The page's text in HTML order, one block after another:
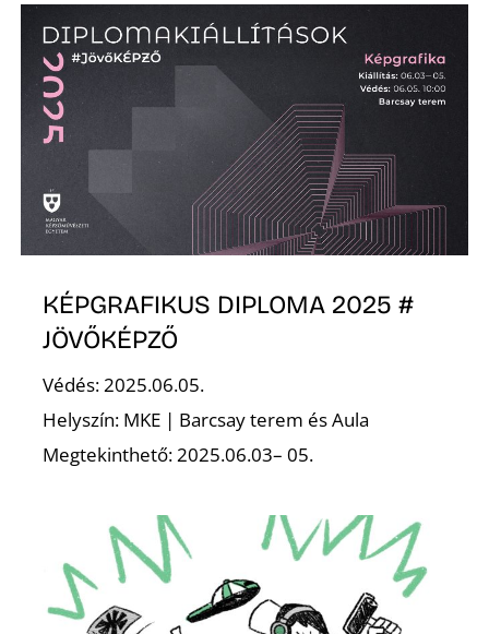
KÉPGRAFIKUS DIPLOMA 2025 #
JÖVŐKÉPZŐ
Védés: 2025.06.05.
Helyszín: MKE | Barcsay terem és Aula
Megtekinthető: 2025.06.03– 05.